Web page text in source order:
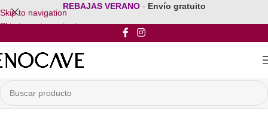
Skip to navigation
Skip to main content
REBAJAS VERANO - Envío gratuito